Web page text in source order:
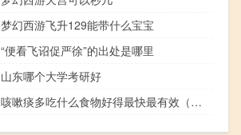
梦幻西游飞升129能带什么宝宝
“便看飞诏促严徐”的出处是哪里
山东哪个大学考研好
咳嗽痰多吃什么食物好得最快最有效（咳嗽痰多）